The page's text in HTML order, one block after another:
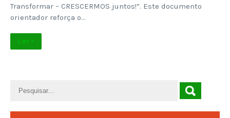
Transformar – CRESCERMOS juntos!”. Este documento
orientador reforça o…
Ler +